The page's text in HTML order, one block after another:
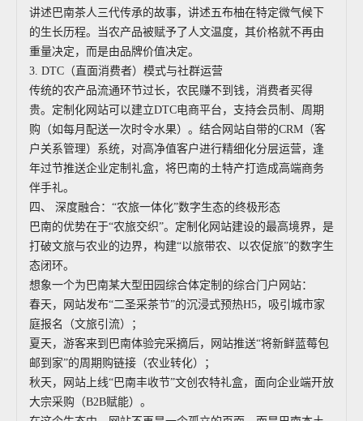
讲述巴南茶人三代传承的故事，讲述五布柚在特定微气候下
的生长历程。当农产品被赋予了人文温度，其价格就不再由
重量决定，而是由品牌价值决定。
3. DTC（直面消费者）模式与社群运营
传统的农产品流通环节过长，农民赚不到钱，消费者买得
贵。定制化网站可以建立DTC电商平台，支持会员制、周期
购（如每月配送一次时令水果）。结合网站自带的CRM（客
户关系管理）系统，对高净值客户进行精细化分层运营，逢
年过节推送企业定制礼盒，将巴南的土特产打造成高端商务
伴手礼。
四、 深度融合：“农旅一体化”数字生态的终极形态
巴南的优势在于“农旅交织”。定制化网站建设的最高境界，是
打破文旅与农业的边界，构建“以旅带农、以农促旅”的数字生
态闭环。
想象一个为巴南某大型田园综合体定制的综合门户网站：
春天，网站发布“二圣采茶节”的沉浸式预热H5，吸引城市家
庭报名（文旅引流）；
夏天，游客来到巴南体验完采摘后，网站推送“将新鲜蓝莓包
邮到家”的周期购链接（农业转化）；
秋天，网站上线“巴南丰收节”文创农特礼盒，面向企业端开放
大宗采购（B2B赋能）。